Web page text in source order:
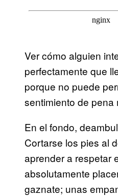
Ver cómo alguien
perfectamente que
porque no puede
sentimiento de pena
En el fondo,
Cortarse los pies al
aprender a respetar
absolutamente
gaznate; unas